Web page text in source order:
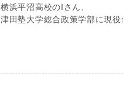
横浜平沼高校のIさん、
津田塾大学総合政策学部に現役